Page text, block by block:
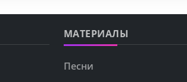
МАТЕРИАЛЫ
Песни